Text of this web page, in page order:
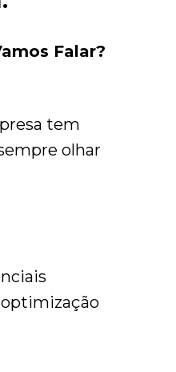
Falar?
tem
olhar